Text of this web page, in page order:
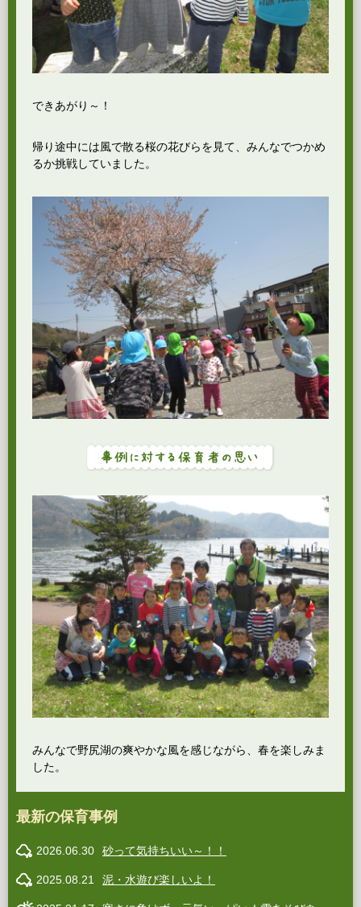
できあがり～！
帰り途中には風で散る桜の花びらを見て、みんなでつかめ
るか挑戦していました。
みんなで野尻湖の爽やかな風を感じながら、春を楽しみま
した。
最新の保育事例
2026.06.30 砂って気持ちいい～！！
2025.08.21 泥・水遊び楽しいよ！